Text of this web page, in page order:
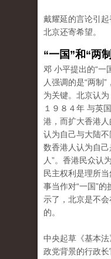
戴耀延的言论引
北京还寄希望。
“一国”和“两
邓 小平提出的“一
人强调的是“两制
为关键。北京认
１９８４年 与英
港，而扩大香港
认为自己与大陆
数香港人认为自己
人”。香港民众认
民主权利是理所
事当作对“一国”
示了，北京是不
的。
中央起草《基本
政党背景的行政